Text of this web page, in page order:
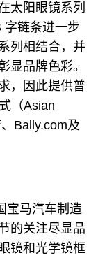
太阳眼镜系列
字链条进一步
列相结合，并
显品牌色彩。
，因此提供普
（Asian
Bally.com及
宝马汽车制造
的关注尽显品
镜和光学镜框